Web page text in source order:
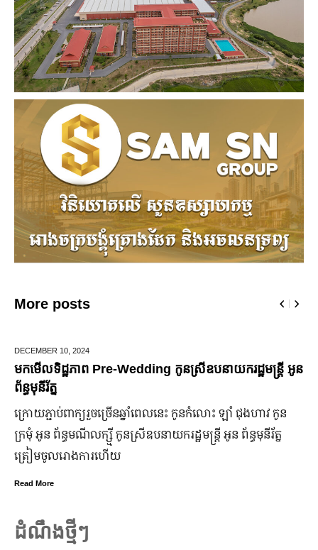
More posts
អូន
JUNE 25,2024
មកដឹងប្រាក់ចំណេញសុទ្ធរបស់ក្រុមហ៊ុន Ford ពីឆ្នាំ២០១០
ឆ្នាំ២០២៤
ក្រុមហ៊ុន Ford Motor ទទួលប្រាក់ចំណេញសរុបប្រចាំឆ្នាំមានការក
ឡើង បើទោះបីវិបត្តិសេដ្ឋកិច្ចពិភពលោកមិនទាន់មានស្ថានភាពល្អ
ប្រសើរ។
Read More
ដំណឹងថ្មីៗ